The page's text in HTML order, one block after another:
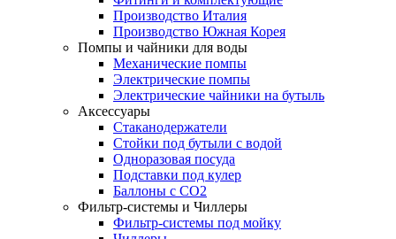
Производство Италия
Производство Южная Корея
Помпы и чайники для воды
Механические помпы
Электрические помпы
Электрические чайники на бутыль
Аксессуары
Стаканодержатели
Стойки под бутыли с водой
Одноразовая посуда
Подставки под кулер
Баллоны с СО2
Фильтр-системы и Чиллеры
Фильтр-системы под мойку